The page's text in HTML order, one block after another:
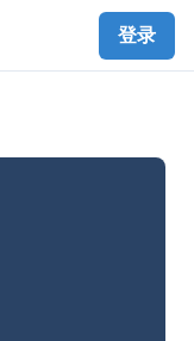
登录